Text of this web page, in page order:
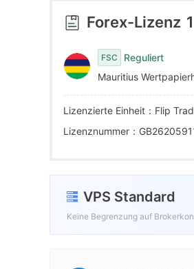
6
7
8
9
98
9
Forex-Lizenz 1
FSC
Reguliert
Mauritius
Lizenzierte Einheit：Flip
Lizenznummer：
VPS Standard
Keine Begrenzung auf